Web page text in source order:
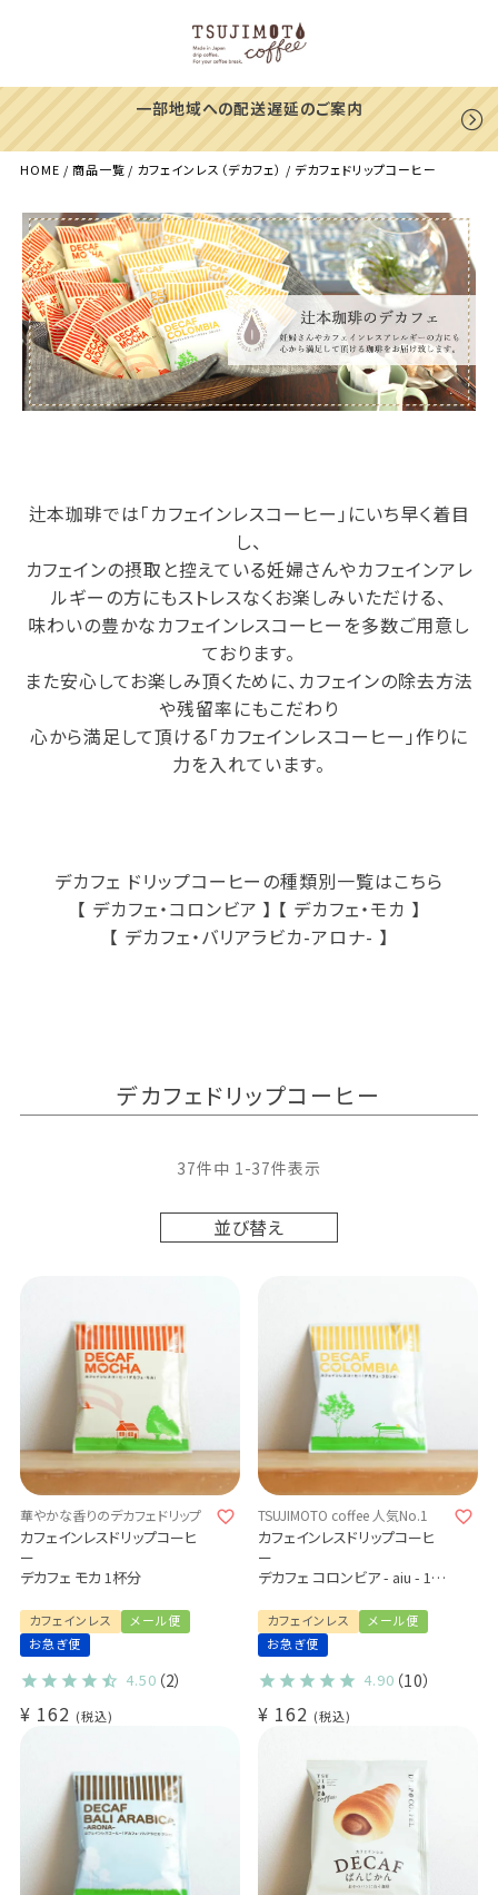
一部地域への配送遅延のご案内
HOME 商品一覧 カフェインレス（デカフェ） デカフェドリップコーヒー
辻本珈琲では「カフェインレスコーヒー」にいち早く着目
し、
カフェインの摂取と控えている妊婦さんやカフェインアレ
ルギーの方にもストレスなくお楽しみいただける、
味わいの豊かなカフェインレスコーヒーを多数ご用意し
ております。
また安心してお楽しみ頂くために、カフェインの除去方法
や残留率にもこだわり
心から満足して頂ける「カフェインレスコーヒー」作りに
力を入れています。
デカフェ ドリップコーヒーの種類別一覧はこちら
【 デカフェ・コロンビア 】 【 デカフェ・モカ 】
【 デカフェ・バリアラビカ-アロナ- 】
デカフェドリップコーヒー
並び替え
37件中 1 -37件表示
華やかな香りのデカフェドリップ
カフェインレスドリップコーヒ
ー
デカフェ モカ 1杯分
カフェインレス
メール便
お急ぎ便
4.50 （2）
¥ 162 税込
TSUJIMOTO coffee 人気No.1
カフェインレスドリップコーヒ
ー
デカフェ コロンビア - aiu - 1杯
カフェインレス
メール便
お急ぎ便
4.90 （10）
¥ 162 税込